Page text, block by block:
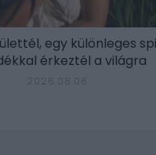
egy különleges
érkeztél a világra